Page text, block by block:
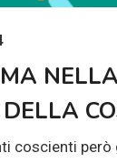
NELLA
DELLA
coscienti però